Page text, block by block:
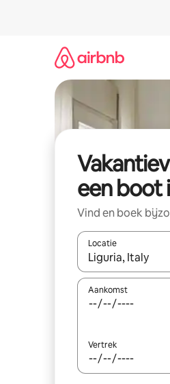
een boot
Vind en boek
Locatie
Wanneer er
Aankomst
Vertrek